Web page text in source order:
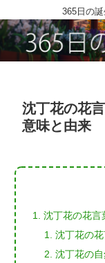
365日の
沈丁花の花
意味と由来
沈丁花の花言
沈丁花の
沈丁花の